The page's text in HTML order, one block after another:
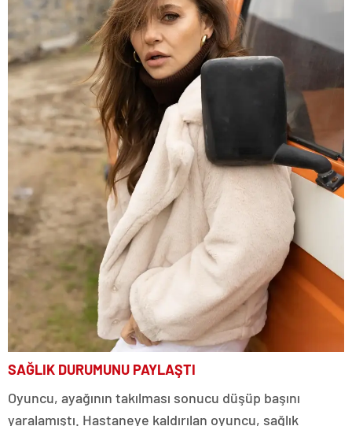
SAĞLIK DURUMUNU PAYLAŞTI
Oyuncu, ayağının takılması sonucu düşüp başını
yaralamıştı. Hastaneye kaldırılan oyuncu, sağlık